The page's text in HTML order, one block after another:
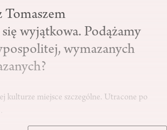
Tomaszem
wyjątkowa. Podążamy
wymazanych
kulturze miejsce szczególne. Utracone po